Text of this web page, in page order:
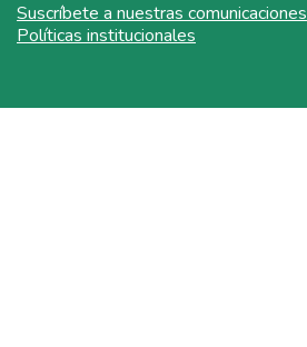
Suscríbete a nuestras comunicaciones
Políticas institucionales